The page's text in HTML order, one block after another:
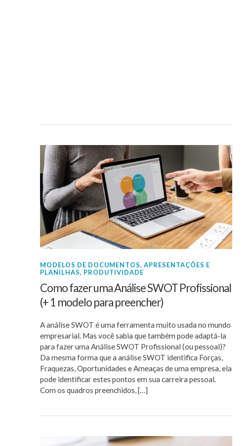
MODELOS DE DOCUMENTOS, APRESENTAÇÕES E
PLANILHAS, PRODUTIVIDADE
Como fazer uma Análise SWOT Profissional
(+ 1 modelo para preencher)
A análise SWOT é uma ferramenta muito usada no mundo
empresarial. Mas você sabia que também pode adaptá-la
para fazer uma Análise SWOT Profissional (ou pessoal)?
Da mesma forma que a análise SWOT identifica Forças,
Fraquezas, Oportunidades e Ameaças de uma empresa, ela
pode identificar estes pontos em sua carreira pessoal.
Com os quadros preenchidos, […]